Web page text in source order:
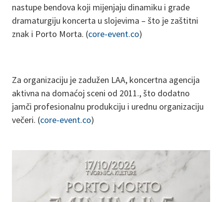
nastupe bendova koji mijenjaju dinamiku i grade
dramaturgiju koncerta u slojevima – što je zaštitni
znak i Porto Morta. (core-event.co)
Za organizaciju je zadužen LAA, koncertna agencija
aktivna na domaćoj sceni od 2011., što dodatno
jamči profesionalnu produkciju i urednu organizaciju
večeri. (core-event.co)